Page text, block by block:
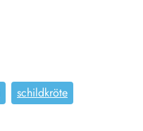
schildkröte